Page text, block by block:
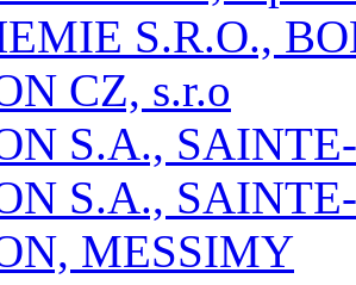
S.R.O.,
CZ, s.r.o
S.A.,
S.A.,
MESSIMY